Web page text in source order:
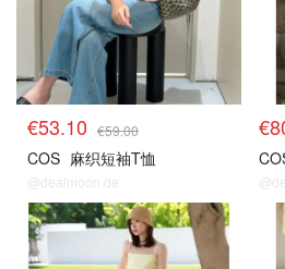
€53.10 €59.00
COS 麻织短袖T恤
@dealmoon.de